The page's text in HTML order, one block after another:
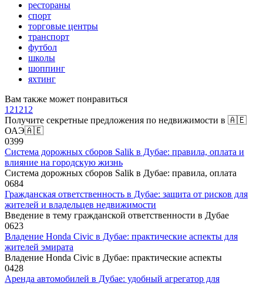
рестораны
спорт
торговые центры
транспорт
футбол
школы
шоппинг
яхтинг
Вам также может понравиться
121212
Получите секретные предложения по недвижимости в 🇦🇪
ОАЭ🇦🇪
0399
Система дорожных сборов Salik в Дубае: правила, оплата и
влияние на городскую жизнь
Система дорожных сборов Salik в Дубае: правила, оплата
0684
Гражданская ответственность в Дубае: защита от рисков для
жителей и владельцев недвижимости
Введение в тему гражданской ответственности в Дубае
0623
Владение Honda Civic в Дубае: практические аспекты для
жителей эмирата
Владение Honda Civic в Дубае: практические аспекты
0428
Аренда автомобилей в Дубае: удобный агрегатор для